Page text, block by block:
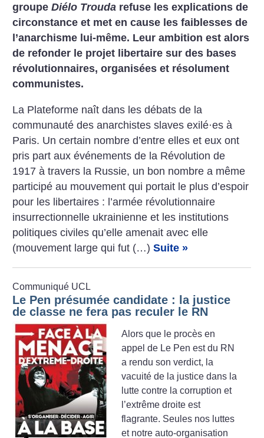
groupeDiélo Trouda refuse les explications de
circonstance et met en cause les faiblesses de
l’anarchisme lui-même. Leur ambition est alors
de refonder le projet libertaire sur des bases
révolutionnaires, organisées et résolument
communistes.
La Plateforme naît dans les débats de la
communauté des anarchistes slaves exilé·es à
Paris. Un certain nombre d’entre elles et eux ont
pris part aux événements de la Révolution de
1917 à travers la Russie, un bon nombre a même
participé au mouvement qui portait le plus d’espoir
pour les libertaires : l’armée révolutionnaire
insurrectionnelle ukrainienne et les institutions
politiques civiles qu’elle amenait avec elle
(mouvement large qui fut (…)Suite »
Communiqué UCL
Le Pen présumée candidate : la justice
de classe ne fera pas reculer le RN
Alors que le procès en
appel de Le Pen est du RN
a rendu son verdict, la
vacuité de la justice dans la
lutte contre la corruption et
l’extrême droite est
flagrante. Seules nos luttes
et notre auto-organisation